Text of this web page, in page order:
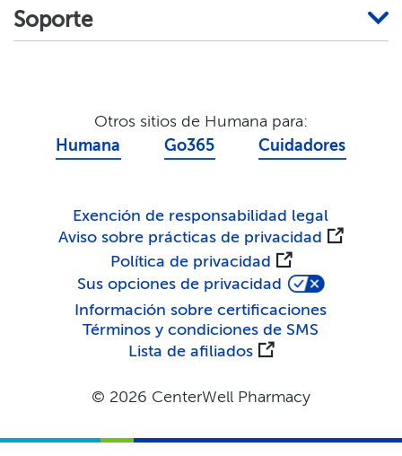
Soporte​​
Otros sitios de Humana para:​​
Humana​​
Go365​​ Cuidadores​​
Exención de responsabilidad legal​​
Aviso sobre prácticas de privacidad​​
Política de privacidad​​
Sus opciones de privacidad​​
Información sobre certificaciones​​
Términos y condiciones de SMS​​
Lista de afiliados​​
© 2026 CenterWell Pharmacy​​